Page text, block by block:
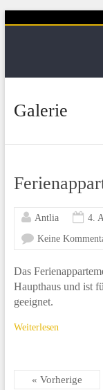
Galerie
Antlia 4.
Keine
Das
Haupthaus und ist
geeignet.
Weiterlesen
« Vorherige